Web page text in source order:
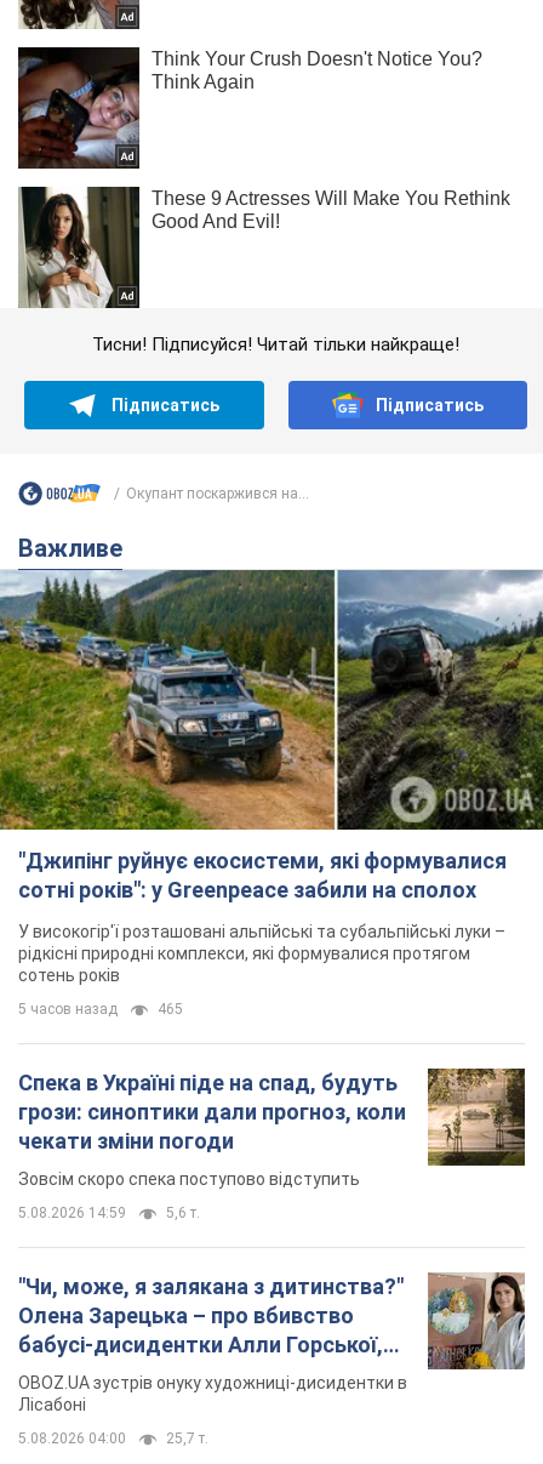
Тисни! Підписуйся! Читай тільки найкраще!
Підписатись Підписатись
Окупант поскаржився на...
Важливе
"Джипінг руйнує екосистеми, які формувалися
сотні років": у Greenpeace забили на сполох
У високогір'ї розташовані альпійські та субальпійські луки –
рідкісні природні комплекси, які формувалися протягом
сотень років
5 часов назад 465
Спека в Україні піде на спад, будуть
грози: синоптики дали прогноз, коли
чекати зміни погоди
Зовсім скоро спека поступово відступить
5.08.2026 14:59 5,6 т.
"Чи, може, я залякана з дитинства?"
Олена Зарецька – про вбивство
бабусі-дисидентки Алли Горської,
критику Дмитра Стуса та втечу в
Португалію з 5 дітьми
OBOZ.UA зустрів онуку художниці-дисидентки в
Лісабоні
5.08.2026 04:00 25,7 т.